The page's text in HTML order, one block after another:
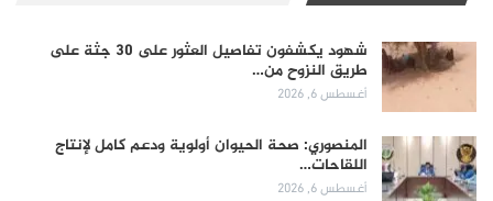
شهود يكشفون تفاصيل العثور على 30 جثة على
طريق النزوح من…
أغسطس 6, 2026
المنصوري: صحة الحيوان أولوية ودعم كامل لإنتاج
اللقاحات…
أغسطس 6, 2026